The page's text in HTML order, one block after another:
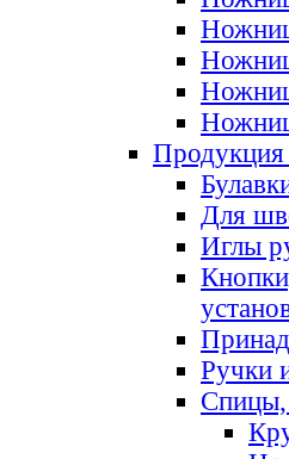
Продукция
Для
Иглы
Ручки
Спицы,